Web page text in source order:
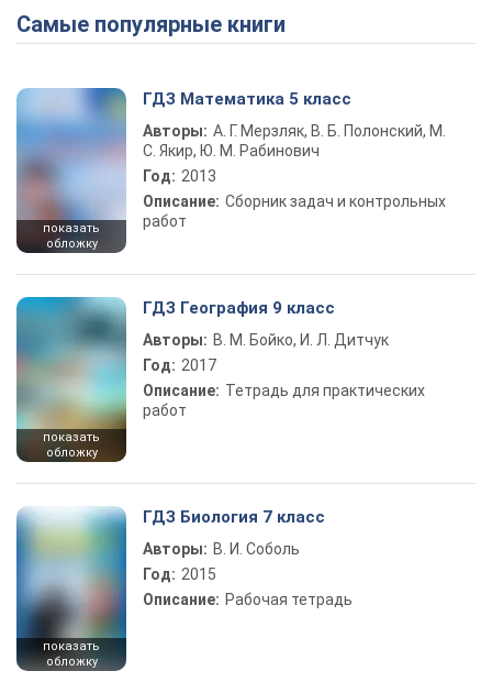
Самые популярные книги
показать
обложку
ГДЗ Математика 5 класс
Авторы: А. Г. Мерзляк, В. Б. Полонский, М.
С. Якир, Ю. М. Рабинович
Год: 2013
Описание: Сборник задач и контрольных
работ
показать
обложку
ГДЗ География 9 класс
Авторы: В. М. Бойко, И. Л. Дитчук
Год: 2017
Описание: Тетрадь для практических
работ
показать
обложку
ГДЗ Биология 7 класс
Авторы: В. И. Соболь
Год: 2015
Описание: Рабочая тетрадь